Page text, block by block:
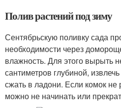
Полив растений под зиму
Сентябрьскую поливку сада
необходимости через
влажность. Для этого вырыть
сантиметров глубиной,
сжать в ладони. Если комок не
можно не начинать или